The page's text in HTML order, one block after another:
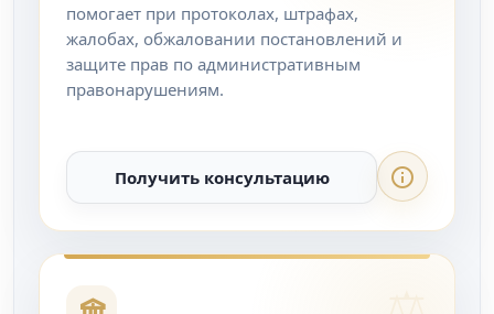
помогает при протоколах, штрафах,
жалобах, обжаловании постановлений и
защите прав по административным
правонарушениям.
Получить консультацию